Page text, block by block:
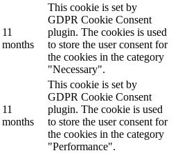
11
months
This cookie is set by
GDPR Cookie Consent
plugin. The cookies is used
to store the user consent for
the cookies in the category
"Necessary".
11
months
This cookie is set by
GDPR Cookie Consent
plugin. The cookie is used
to store the user consent for
the cookies in the category
"Performance".